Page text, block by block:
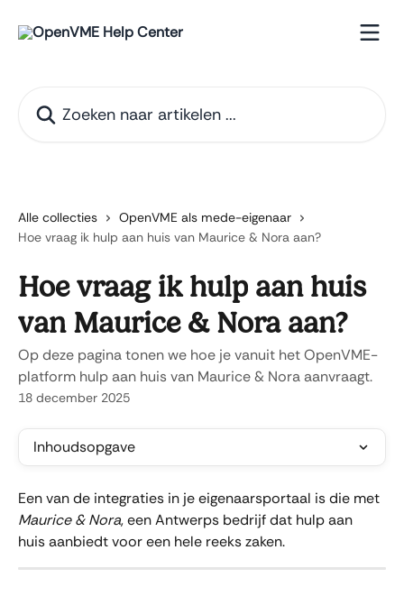
Alle collecties
OpenVME als mede-eigenaar
Hoe vraag ik hulp aan huis van Maurice & Nora aan?
Hoe vraag ik hulp aan huis
van Maurice & Nora aan?
Op deze pagina tonen we hoe je vanuit het OpenVME-
platform hulp aan huis van Maurice & Nora aanvraagt.
18 december 2025
Inhoudsopgave
Een van de integraties in je eigenaarsportaal is die met
Maurice & Nora, een Antwerps bedrijf dat hulp aan
huis aanbiedt voor een hele reeks zaken.